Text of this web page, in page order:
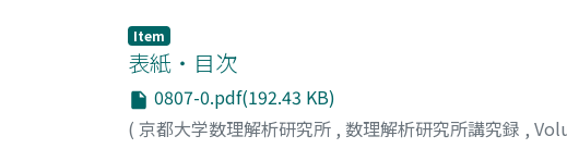
Item
表紙・目次
0807-0.pdf(192.43 KB)
( 京都大学数理解析研究所 , 数理解析研究所講究録 ,